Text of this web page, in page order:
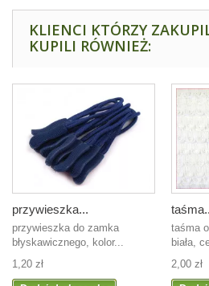
KLIENCI KTÓRZY
KUPILI RÓWNIEŻ:
przywieszka...
przywieszka do zamka
błyskawicznego, kolor...
1,20 zł
taśma
biała,
2,00 zł